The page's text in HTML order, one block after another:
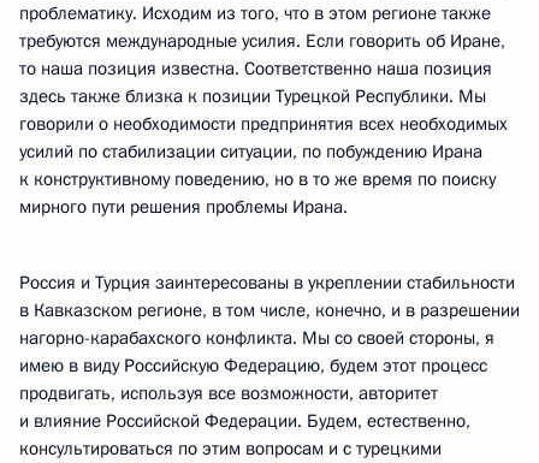
проблематику. Исходим из того, что в этом регионе также
требуются международные усилия. Если говорить об Иране,
то наша позиция известна. Соответственно наша позиция
здесь также близка к позиции Турецкой Республики. Мы
говорили о необходимости предпринятия всех необходимых
усилий по стабилизации ситуации, по побуждению Ирана
к конструктивному поведению, но в то же время по поиску
мирного пути решения проблемы Ирана.
Россия и Турция заинтересованы в укреплении стабильности
в Кавказском регионе, в том числе, конечно, и в разрешении
нагорно-карабахского конфликта. Мы со своей стороны, я
имею в виду Российскую Федерацию, будем этот процесс
продвигать, используя все возможности, авторитет
и влияние Российской Федерации. Будем, естественно,
консультироваться по этим вопросам и с турецкими